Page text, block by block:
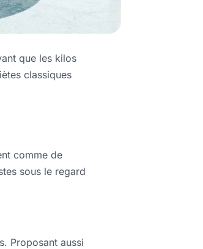
que les kilos
classiques
comme de
sous le regard
Proposant aussi